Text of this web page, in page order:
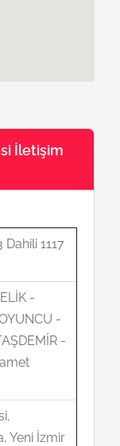
İletişim
1117
-
-
-
Yeni İzmir